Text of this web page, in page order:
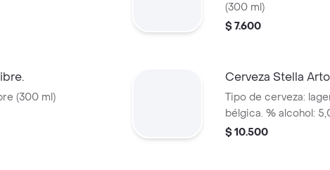
(300 ml)
$ 7.600
(300 ml)
Cerveza Stella
Tipo de cerveza:
bélgica. % alcohol:
$ 10.500